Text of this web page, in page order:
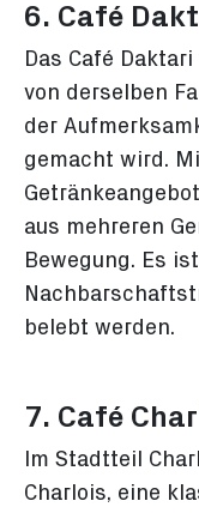
6. Café
Das Café
von derselben
der
gemacht wird.
aus mehreren
Bewegung. Es
belebt werden.
7. Café
Im Stadtteil
Charlois, eine